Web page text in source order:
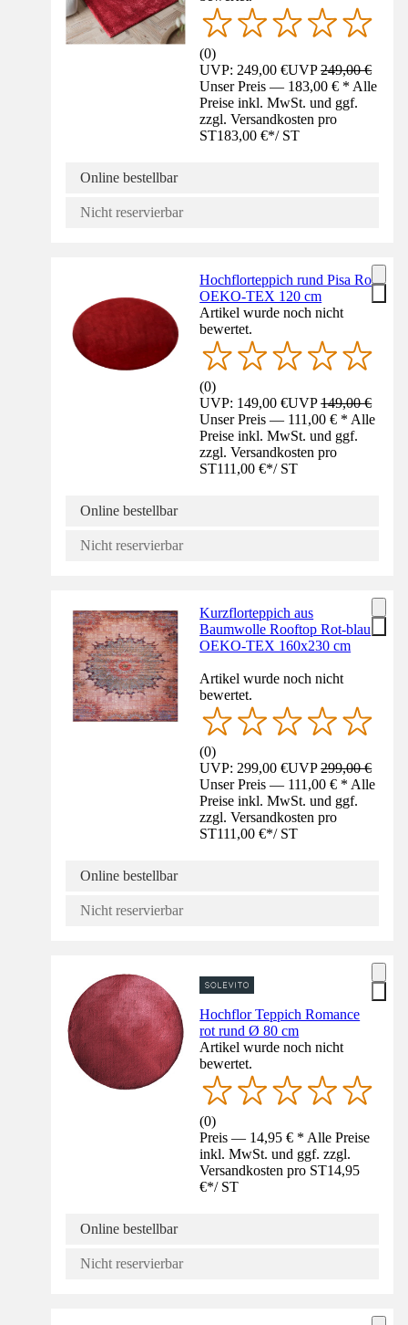
(0)
UVP: 249,00 €UVP249,00 €
Unser Preis — 183,00 € * Alle
Preise inkl. MwSt. und ggf.
zzgl. Versandkosten pro
ST183,00 €*/ ST
Online bestellbar
Nicht reservierbar
Hochflorteppich rund Pisa Rot
OEKO-TEX 120 cm
Artikel wurde noch nicht
bewertet.
(0)
UVP: 149,00 €UVP149,00 €
Unser Preis — 111,00 € * Alle
Preise inkl. MwSt. und ggf.
zzgl. Versandkosten pro
ST111,00 €*/ ST
Online bestellbar
Nicht reservierbar
Kurzflorteppich aus
Baumwolle Rooftop Rot-blau
OEKO-TEX 160x230 cm
Artikel wurde noch nicht
bewertet.
(0)
UVP: 299,00 €UVP299,00 €
Unser Preis — 111,00 € * Alle
Preise inkl. MwSt. und ggf.
zzgl. Versandkosten pro
ST111,00 €*/ ST
Online bestellbar
Nicht reservierbar
Hochflor Teppich Romance
rot rund Ø 80 cm
Artikel wurde noch nicht
bewertet.
(0)
Preis — 14,95 € * Alle Preise
inkl. MwSt. und ggf. zzgl.
Versandkosten pro ST14,95
€*/ ST
Online bestellbar
Nicht reservierbar